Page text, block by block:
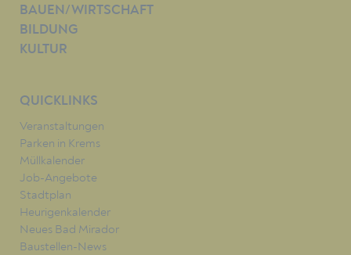
BAUEN/WIRTSCHAFT
BILDUNG
KULTUR
QUICKLINKS
Veranstaltungen
Parken in Krems
Müllkalender
Job-Angebote
Stadtplan
Heurigenkalender
Neues Bad Mirador
Baustellen-News